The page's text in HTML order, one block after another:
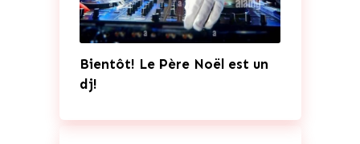
Bientôt! Le Père Noël est un
dj!